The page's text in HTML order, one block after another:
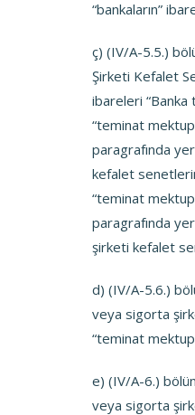
“bankaların”
ç) (IV/A-5.5.)
Şirketi Kefalet
ibareleri
“teminat
paragrafında
kefalet
“teminat
paragrafında
şirketi kefalet
d) (IV/A-5.6.)
veya sigorta
“teminat
e) (IV/A-6.)
veya sigorta